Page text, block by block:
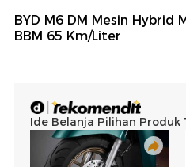
BYD M6 DM Mesin Hybrid
BBM 65 Km/Liter